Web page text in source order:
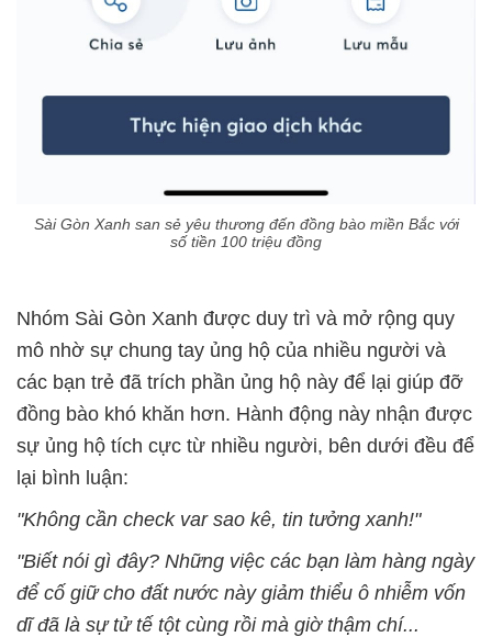
Sài Gòn Xanh san sẻ yêu thương đến đồng bào miền Bắc với
số tiền 100 triệu đồng
Nhóm Sài Gòn Xanh được duy trì và mở rộng quy
mô nhờ sự chung tay ủng hộ của nhiều người và
các bạn trẻ đã trích phần ủng hộ này để lại giúp đỡ
đồng bào khó khăn hơn. Hành động này nhận được
sự ủng hộ tích cực từ nhiều người, bên dưới đều để
lại bình luận:
"Không cần check var sao kê, tin tưởng xanh!"
"Biết nói gì đây? Những việc các bạn làm hàng ngày
để cố giữ cho đất nước này giảm thiểu ô nhiễm vốn
dĩ đã là sự tử tế tột cùng rồi mà giờ thậm chí...